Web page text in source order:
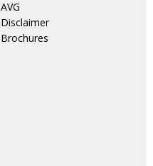
AVG
Disclaimer
Brochures